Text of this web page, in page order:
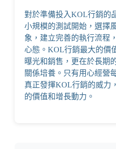
對於準備投入KOL行銷的
小規模的測試開始，選擇
象，建立完善的執行流程
心態。KOL行銷最大的價
曝光和銷售，更在於長期
關係培養。只有用心經營
真正發揮KOL行銷的威力
的價值和增長動力。